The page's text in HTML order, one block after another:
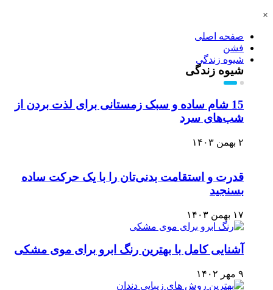
×
صفحه اصلی
فشن
شیوه زندگی
شیوه زندگی
15 شام ساده و سبک زمستانی برای لذت بردن از
شب‌های سرد
۲ بهمن ۱۴۰۳
قدرت و استقامت بدنی‌تان را با یک حرکت ساده
بسنجید
۱۷ بهمن ۱۴۰۳
آشنایی کامل با بهترین رنگ ابرو برای موی مشکی
۹ مهر ۱۴۰۲